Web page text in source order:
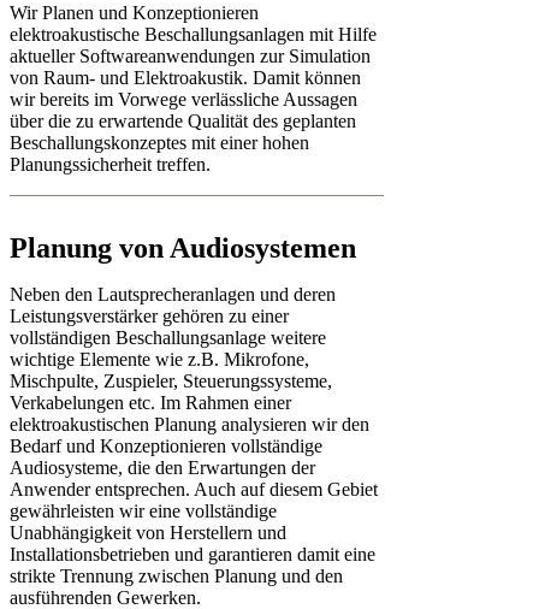
Wir Planen und Konzeptionieren
elektroakustische Beschallungsanlagen mit Hilfe
aktueller Softwareanwendungen zur Simulation
von Raum- und Elektroakustik. Damit können
wir bereits im Vorwege verlässliche Aussagen
über die zu erwartende Qualität des geplanten
Beschallungskonzeptes mit einer hohen
Planungssicherheit treffen.
Planung von Audiosystemen
Neben den Lautsprecheranlagen und deren
Leistungsverstärker gehören zu einer
vollständigen Beschallungsanlage weitere
wichtige Elemente wie z.B. Mikrofone,
Mischpulte, Zuspieler, Steuerungssysteme,
Verkabelungen etc. Im Rahmen einer
elektroakustischen Planung analysieren wir den
Bedarf und Konzeptionieren vollständige
Audiosysteme, die den Erwartungen der
Anwender entsprechen. Auch auf diesem Gebiet
gewährleisten wir eine vollständige
Unabhängigkeit von Herstellern und
Installationsbetrieben und garantieren damit eine
strikte Trennung zwischen Planung und den
ausführenden Gewerken.